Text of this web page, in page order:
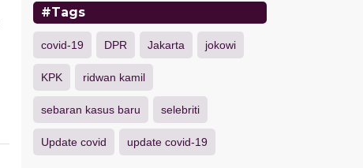
#Tags
covid-19 DPR Jakarta jokowi
KPK ridwan kamil
sebaran kasus baru selebriti
Update covid update covid-19